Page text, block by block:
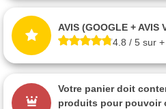
AVIS (GOOGLE + AVIS
4.8 / 5 sur
Votre panier doit
produits pour pouvoir